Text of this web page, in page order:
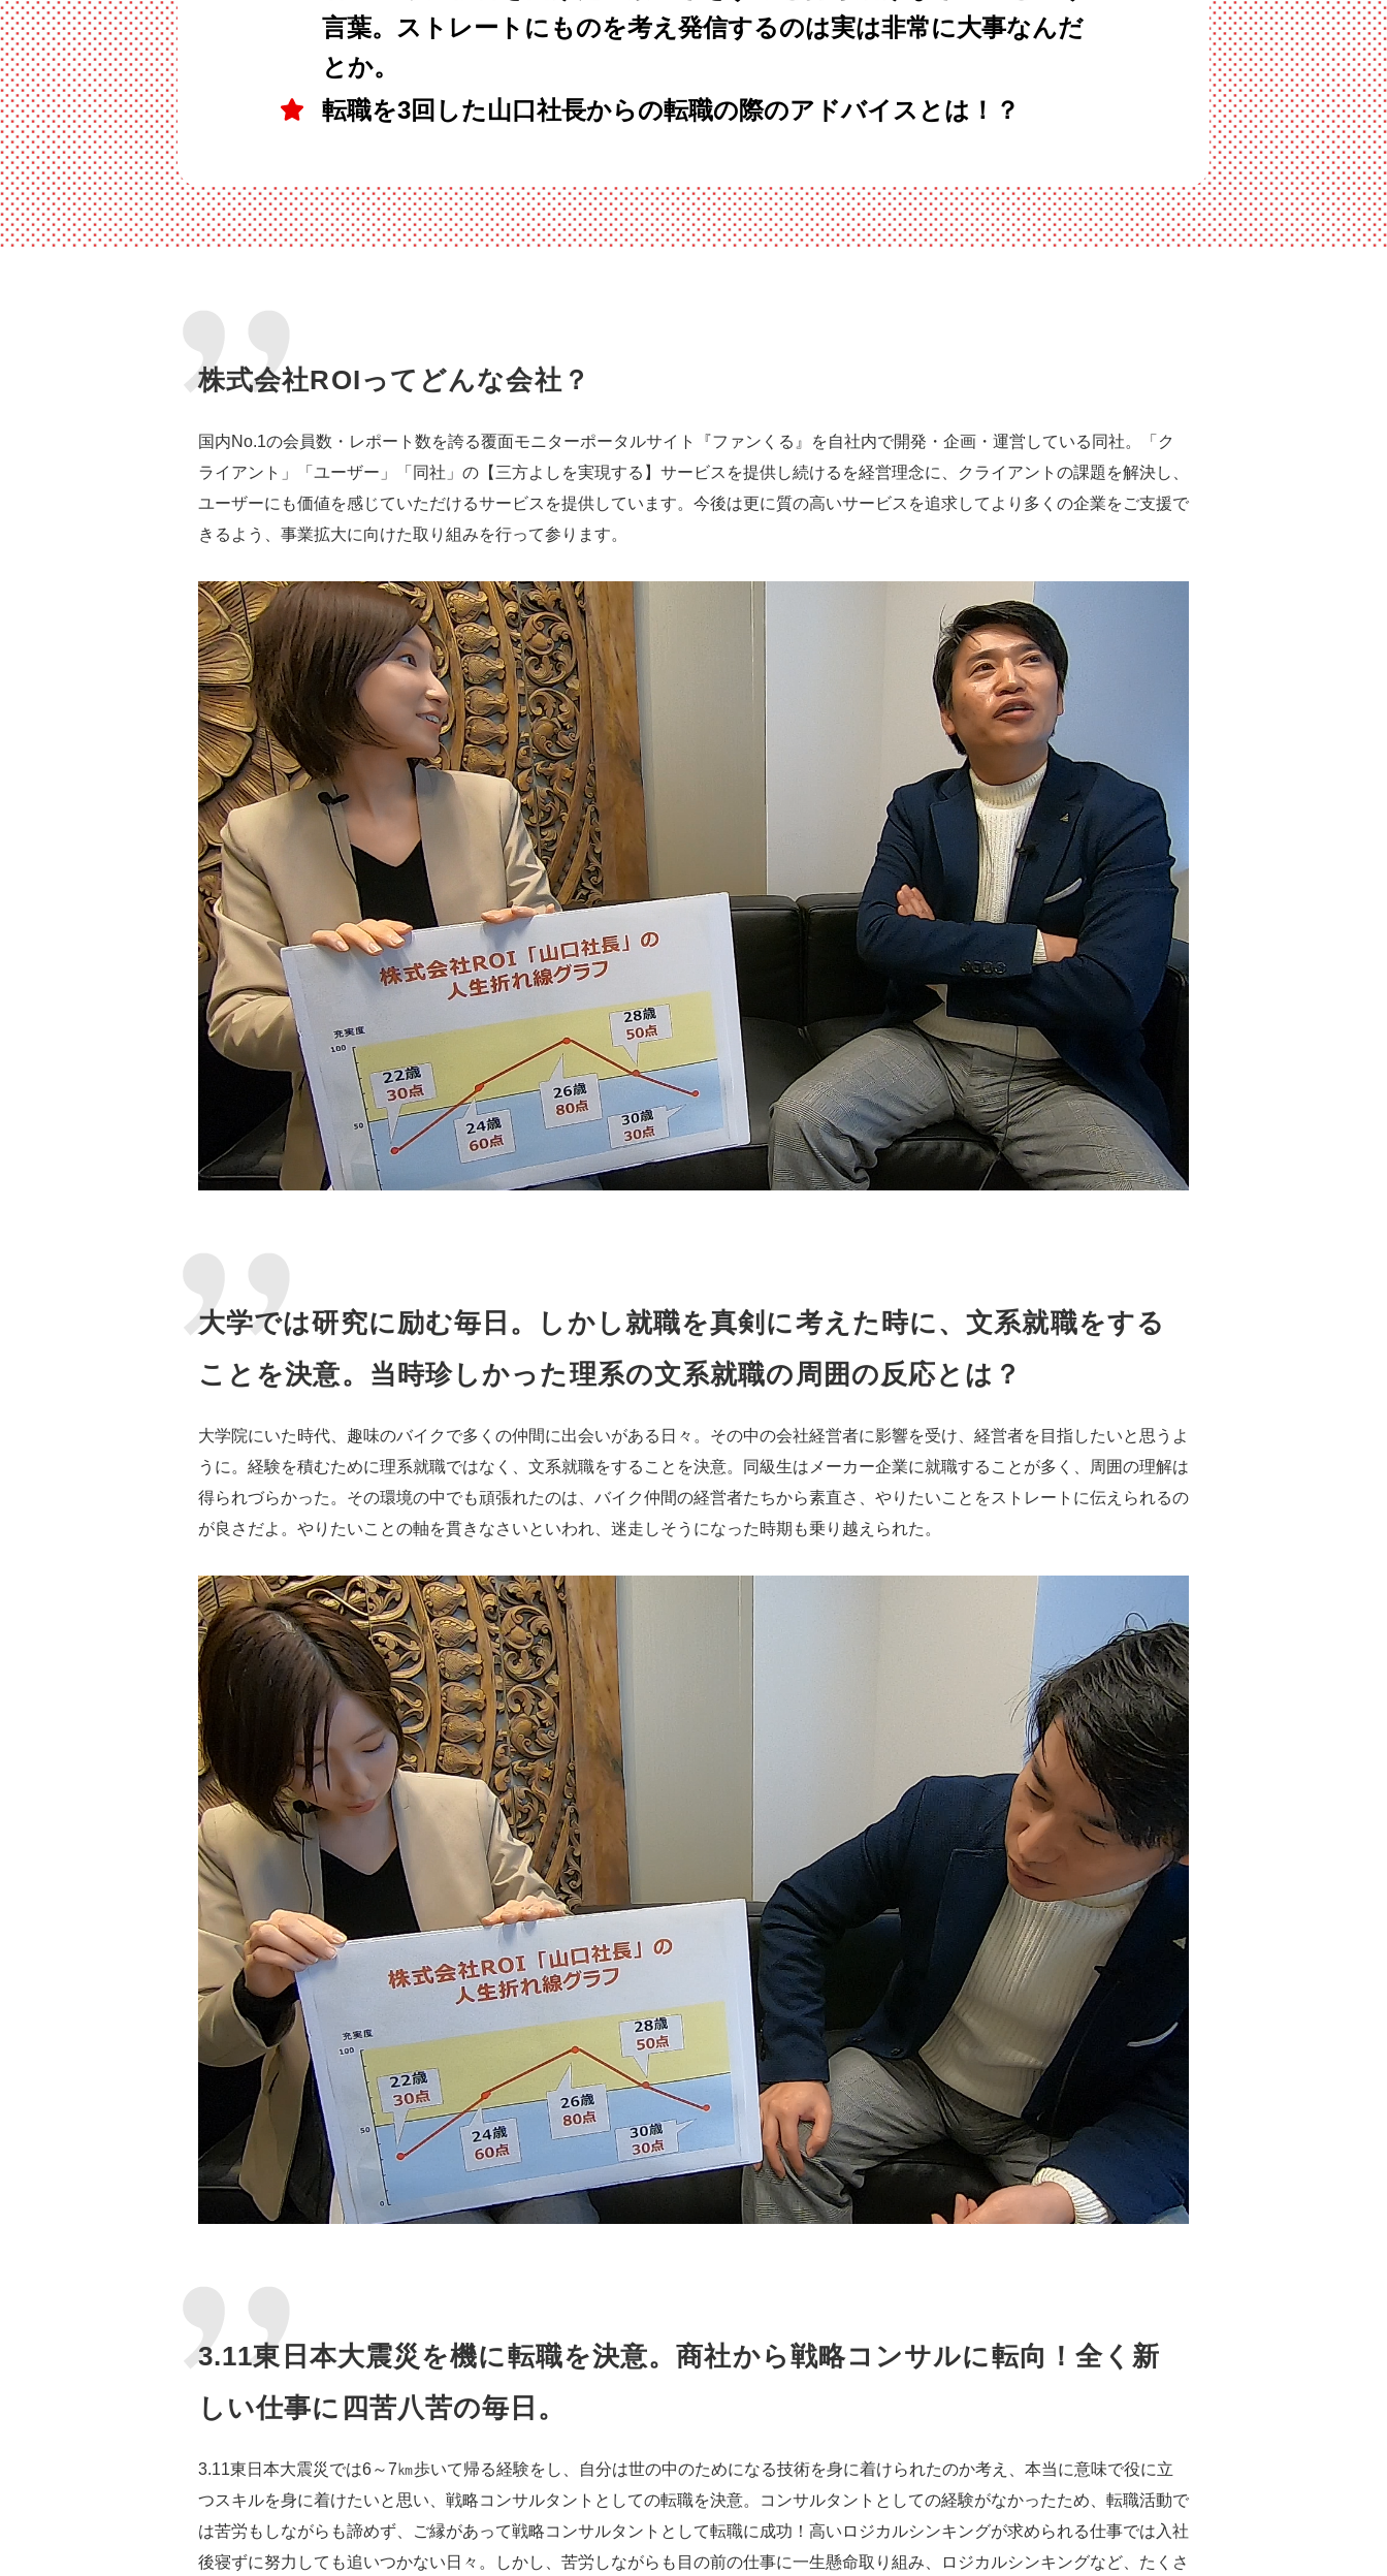
言葉。ストレートにものを考え発信するのは実は非常に大事なんだ
とか。
転職を3回した山口社長からの転職の際のアドバイスとは！？
株式会社ROIってどんな会社？
国内No.1の会員数・レポート数を誇る覆面モニターポータルサイト『ファンくる』を自社内で開発・企画・運営している同社。「ク
ライアント」「ユーザー」「同社」の【三方よしを実現する】サービスを提供し続けるを経営理念に、クライアントの課題を解決し、
ユーザーにも価値を感じていただけるサービスを提供しています。今後は更に質の高いサービスを追求してより多くの企業をご支援で
きるよう、事業拡大に向けた取り組みを行って参ります。
大学では研究に励む毎日。しかし就職を真剣に考えた時に、文系就職をする
ことを決意。当時珍しかった理系の文系就職の周囲の反応とは？
大学院にいた時代、趣味のバイクで多くの仲間に出会いがある日々。その中の会社経営者に影響を受け、経営者を目指したいと思うよ
うに。経験を積むために理系就職ではなく、文系就職をすることを決意。同級生はメーカー企業に就職することが多く、周囲の理解は
得られづらかった。その環境の中でも頑張れたのは、バイク仲間の経営者たちから素直さ、やりたいことをストレートに伝えられるの
が良さだよ。やりたいことの軸を貫きなさいといわれ、迷走しそうになった時期も乗り越えられた。
3.11東日本大震災を機に転職を決意。商社から戦略コンサルに転向！全く新
しい仕事に四苦八苦の毎日。
3.11東日本大震災では6～7㎞歩いて帰る経験をし、自分は世の中のためになる技術を身に着けられたのか考え、本当に意味で役に立
つスキルを身に着けたいと思い、戦略コンサルタントとしての転職を決意。コンサルタントとしての経験がなかったため、転職活動で
は苦労もしながらも諦めず、ご縁があって戦略コンサルタントとして転職に成功！高いロジカルシンキングが求められる仕事では入社
後寝ずに努力しても追いつかない日々。しかし、苦労しながらも目の前の仕事に一生懸命取り組み、ロジカルシンキングなど、たくさ